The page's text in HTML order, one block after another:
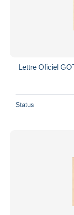
Lettre Oficiel
Status